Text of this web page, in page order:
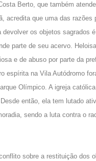
Berto, que também
acredita que uma das
devolver os objetos sagrados
parte de seu acervo.
e de abuso por parte da
espírita na Vila Autódromo
Olímpico. A igreja
então, ela tem lutado
sendo a luta contra o
sobre a restituição dos